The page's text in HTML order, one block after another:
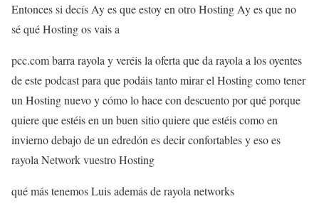
Entonces si decís Ay es que estoy en otro Hosting Ay es que no
sé qué Hosting os vais a
pcc.com barra rayola y veréis la oferta que da rayola a los oyentes
de este podcast para que podáis tanto mirar el Hosting como tener
un Hosting nuevo y cómo lo hace con descuento por qué porque
quiere que estéis en un buen sitio quiere que estéis como en
invierno debajo de un edredón es decir confortables y eso es
rayola Network vuestro Hosting
qué más tenemos Luis además de rayola networks